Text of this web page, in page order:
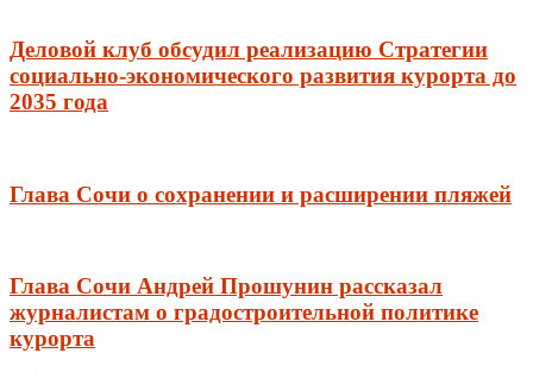
Деловой клуб обсудил реализацию Стратегии
социально-экономического развития курорта до
2035 года
Глава Сочи о сохранении и расширении пляжей
Глава Сочи Андрей Прошунин рассказал
журналистам о градостроительной политике
курорта